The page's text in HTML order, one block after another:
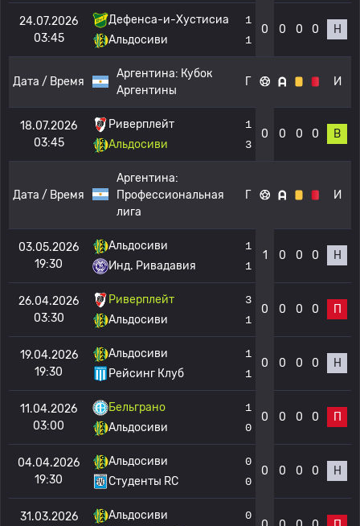
24.07.2026
03:45
Дефенса-и-Хустисиа
Альдосиви
1
1
0 0 0 0 Н
Дата / Время
Аргентина: Кубок
Аргентины
Г И
18.07.2026
03:45
Риверплейт
Альдосиви
1
3
0 0 0 0 В
Дата / Время
Аргентина:
Профессиональная
лига
Г И
03.05.2026
19:30
Альдосиви
Инд. Ривадавия
1
1
1 0 0 0 Н
26.04.2026
03:30
Риверплейт
Альдосиви
3
1
0 0 0 0 П
19.04.2026
19:30
Альдосиви
Рейсинг Клуб
1
1
0 0 0 0 Н
11.04.2026
03:00
Бельграно
Альдосиви
1
0
0 0 0 0 П
04.04.2026
19:30
Альдосиви
Студенты RC
0
0
0 0 0 0 Н
31.03.2026
Альдосиви
0